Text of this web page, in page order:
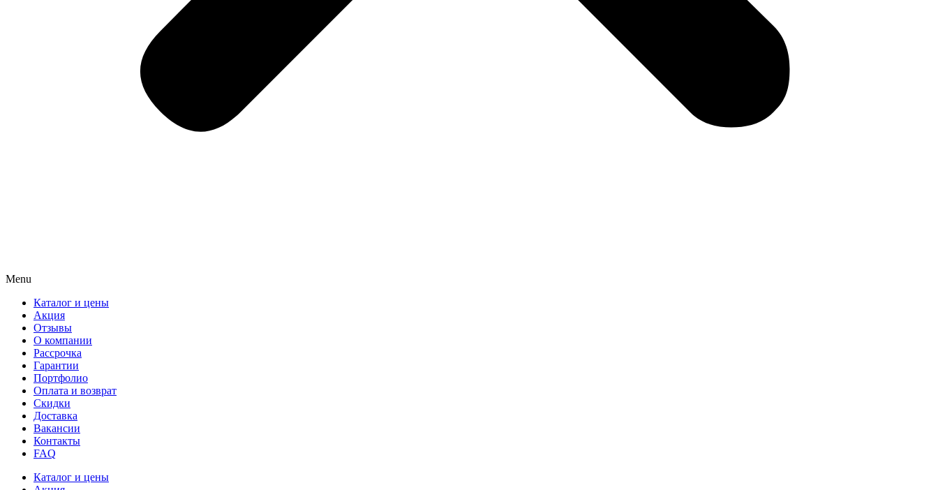
Menu
Каталог и цены
Акция
Отзывы
О компании
Рассрочка
Гарантии
Портфолио
Оплата и возврат
Скидки
Доставка
Вакансии
Контакты
FAQ
Каталог и цены